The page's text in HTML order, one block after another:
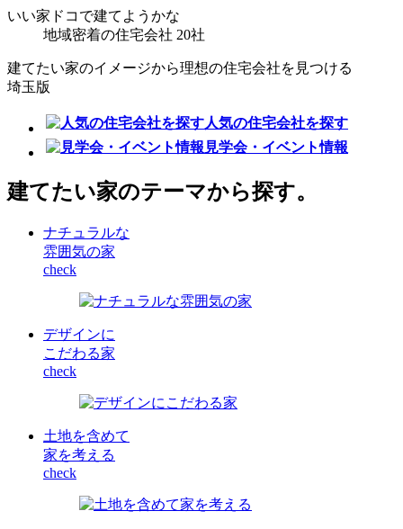
いい家 ドコ で建て ようかな
地域密着の住宅会社 20社
建てたい家のイメージから理想の住宅会社を見つける
埼玉版
人気の住宅会社を探す
見学会・イベント情報
建てたい家のテーマから探す。
ナチュラルな
雰囲気の家
check
デザインに
こだわる家
check
土地を含めて
家を考える
check